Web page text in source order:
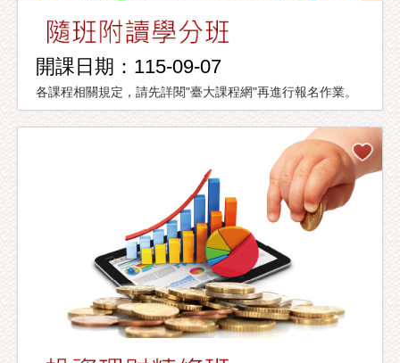
開課日期：115-09-07
各課程相關規定，請先詳閱"臺大課程網"再進行報名作業。